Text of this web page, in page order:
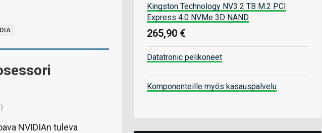
NVIDIAn tuleva
Kingston Technology NV3 2 TB M.2 PCI
Express 4.0 NVMe 3D NAND
265,90 €
Datatronic pelikoneet
Komponenteille myös kasauspalvelu